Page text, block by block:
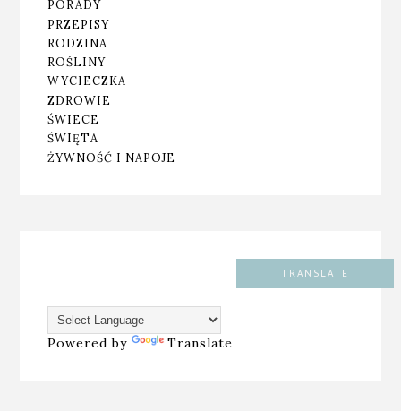
PORADY
PRZEPISY
RODZINA
ROŚLINY
WYCIECZKA
ZDROWIE
ŚWIECE
ŚWIĘTA
ŻYWNOŚĆ I NAPOJE
TRANSLATE
Powered by Translate